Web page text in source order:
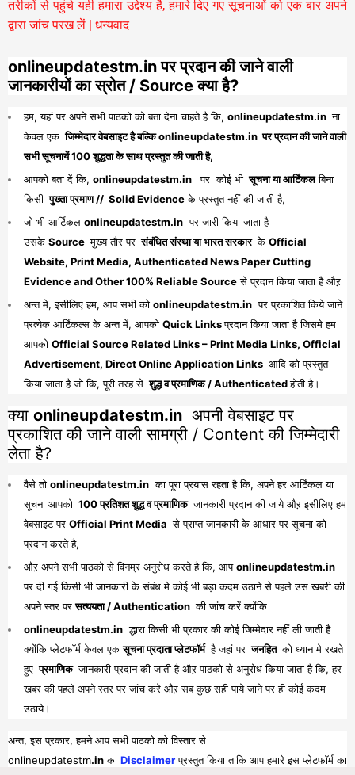
तरीकों से पहुंचे यही हमारा उद्देश्य है, हमारे दिए गए सूचनाओं को एक बार अपने
द्वारा जांच परख लें | धन्यवाद
onlineupdatestm.in पर प्रदान की जाने वाली
जानकारीयों का स्रोत / Source क्या है?
हम, यहां पर अपने सभी पाठको को बता देना चाहते है कि, onlineupdatestm.in ना
केवल एक जिम्मेदार वेबसाइट है बल्कि onlineupdatestm.in पर प्रदान की जाने वाली
सभी सूचनायें 100 शुद्धता के साथ प्रस्तुत की जाती है,
आपको बता दें कि, onlineupdatestm.in पर कोई भी सूचना या आर्टिकलबिना
किसी पुख्ता प्रमाण // Solid Evidenceके प्रस्तुत नहीं की जाती है,
जो भी आर्टिकल onlineupdatestm.in पर जारी किया जाता है
उसके Source मुख्य तौर पर संबंधित संस्था या भारत सरकार के Official
Website, Print Media, Authenticated News Paper Cutting
Evidence and Other 100% Reliable Sourceसे प्रदान किया जाता है औऱ
अन्त मे, इसीलिए हम, आप सभी को onlineupdatestm.in पर प्रकाशित किये जाने
प्रत्येक आर्टिकल्स के अन्त में, आपको Quick Linksप्रदान किया जाता है जिसमे हम
आपको Official Source Related Links – Print Media Links, Official
Advertisement, Direct Online Application Links आदि को प्रस्तुत
किया जाता है जो कि, पूरी तरह से शुद्ध व प्रमाणिक / Authenticatedहोती है।
क्या onlineupdatestm.in अपनी वेबसाइट पर
प्रकाशित की जाने वाली सामग्री / Content की जिम्मेदारी
लेता है?
वैसे तो onlineupdatestm.in का पूरा प्रयास रहता है कि, अपने हर आर्टिकल या
सूचना आपको 100 प्रतिशत शुद्ध व प्रमाणिक जानकारी प्रदान की जाये औऱ इसीलिए हम
वेबसाइट पर Official Print Media से प्राप्त जानकारी के आधार पर सूचना को
प्रदान करते है,
औऱ अपने सभी पाठको से विनम्र अनुरोध करते है कि, आपonlineupdatestm.in
पर दी गई किसी भी जानकारी के संबंध मे कोई भी बड़ा कदम उठाने से पहले उस खबरी की
अपने स्तर परसत्ययता / Authentication की जांच करें क्योंकि
onlineupdatestm.in द्धारा किसी भी प्रकार की कोई जिम्मेदार नहीं ली जाती है
क्योंकि प्लेटफॉर्म केवल एकसूचना प्रदाता प्लेटफॉर्म है जहां पर जनहित को ध्यान मे रखते
हुए प्रमाणिक जानकारी प्रदान की जाती है औऱ पाठको से अनुरोध किया जाता है कि, हर
खबर की पहले अपने स्तर पर जांच करे औऱ सब कुछ सही पाये जाने पर ही कोई कदम
उठाये।
अन्त, इस प्रकार, हमने आप सभी पाठको को विस्तार से
onlineupdatestm.inका Disclaimerप्रस्तुत किया ताकि आप हमारे इस प्लेटफॉर्म का